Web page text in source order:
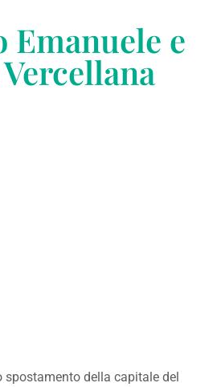
e
spostamento della capitale del